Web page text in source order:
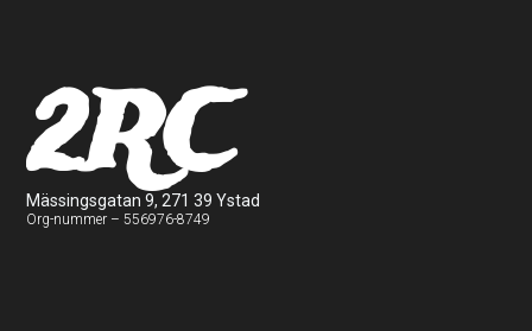
2RC
Mässingsgatan 9, 271 39 Ystad
Org-nummer – 556976-8749